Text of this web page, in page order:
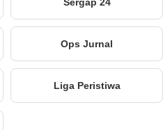
Ops Jurnal
Liga Peristiwa